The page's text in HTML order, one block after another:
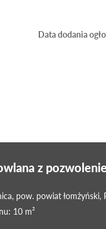
Data dodania
z
pow. powiat łomżyński,
10 m²